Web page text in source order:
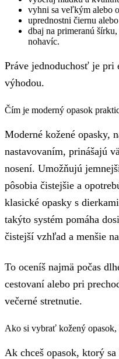
vyhni sa veľkým alebo
uprednostni čiernu
dbaj na primeranú
nohavíc.
Práve jednoduchosť je pri
výhodou.
Čím je moderný opasok
Moderné kožené opasky,
nastavovaním, prinášajú
nosení. Umožňujú
pôsobia čistejšie a
klasické opasky s
takýto systém pomáha
čistejší vzhľad a menšie
To oceníš najmä počas
cestovaní alebo pri
večerné stretnutie.
Ako si vybrať kožený
Ak chceš opasok, ktorý